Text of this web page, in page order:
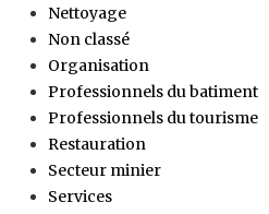
Nettoyage
Non classé
Organisation
Professionnels du batiment
Professionnels du tourisme
Restauration
Secteur minier
Services